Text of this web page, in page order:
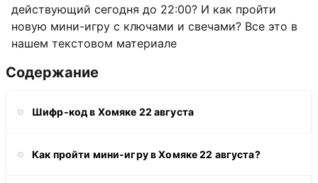
действующий сегодня до 22:00? И как пройти
новую мини-игру с ключами и свечами? Все это в
нашем текстовом материале
Содержание
Шифр-код в Хомяке 22 августа
Как пройти мини-игру в Хомяке 22 августа?